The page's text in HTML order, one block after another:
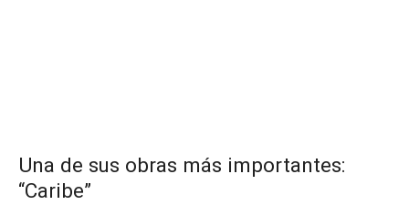
Una de sus obras más importantes:
“Caribe”